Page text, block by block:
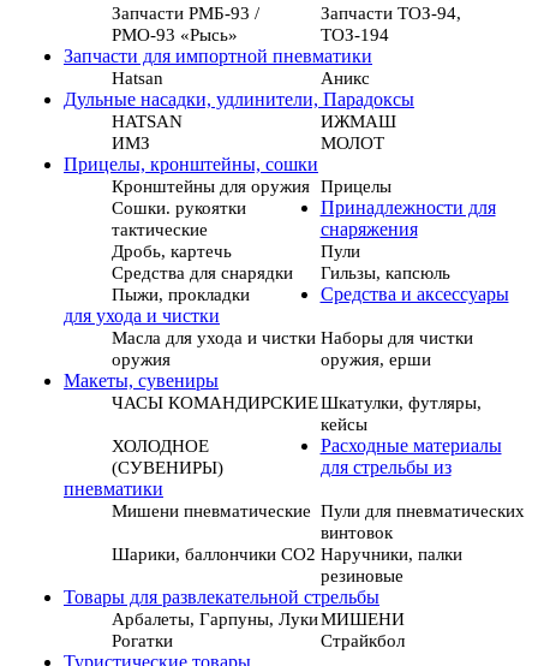
Запчасти РМБ-93 /
РМО-93 «Рысь»
Запчасти ТОЗ-94,
ТОЗ-194
Запчасти для импортной пневматики
Hatsan
Аникс
Дульные насадки, удлинители, Парадоксы
HATSAN
ИЖМАШ
ИМЗ
МОЛОТ
Прицелы, кронштейны, сошки
Кронштейны для оружия Прицелы
Сошки. рукоятки
тактические
Принадлежности для
снаряжения
Дробь, картечь
Пули
Средства для снарядки
Гильзы, капсюль
Пыжи, прокладки
Средства и аксессуары
для ухода и чистки
Масла для ухода и чистки
оружия
Наборы для чистки
оружия, ерши
Макеты, сувениры
ЧАСЫ КОМАНДИРСКИЕШкатулки, футляры,
кейсы
ХОЛОДНОЕ
(СУВЕНИРЫ)
Расходные материалы
для стрельбы из
пневматики
Мишени пневматические Пули для пневматических
винтовок
Шарики, баллончики СО2 Наручники, палки
резиновые
Товары для развлекательной стрельбы
Арбалеты, Гарпуны, ЛукиМИШЕНИ
Рогатки
Страйкбол
Туристические товары